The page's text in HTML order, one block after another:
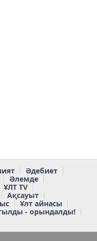
Әдебиет
Әлемде
ҰЛТ TV
Ақсауыт
Ұлт айнасы
- орындалды!